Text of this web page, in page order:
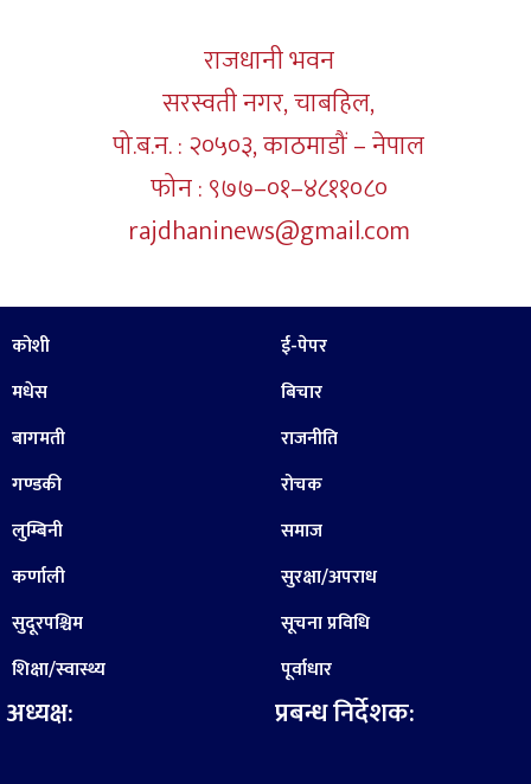
राजधानी भवन
सरस्वती नगर, चाबहिल,
पो.ब.न. : २०५०३, काठमाडौं – नेपाल
फोन : ९७७–०१–४८११०८०
rajdhaninews@gmail.com
कोशी
मधेस
बागमती
गण्डकी
लुम्बिनी
कर्णाली
सुदूरपश्चिम
शिक्षा/स्वास्थ्य
अध्यक्ष:
ई-पेपर
बिचार
राजनीति
रोचक
समाज
सुरक्षा/अपराध
सूचना प्रविधि
पूर्वाधार
प्रबन्ध निर्देशक: